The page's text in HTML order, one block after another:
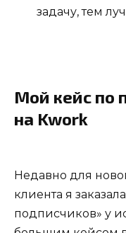
задачу, тем
Мой кейс по
на Kwork
Недавно для
клиента я
подписчиков» у